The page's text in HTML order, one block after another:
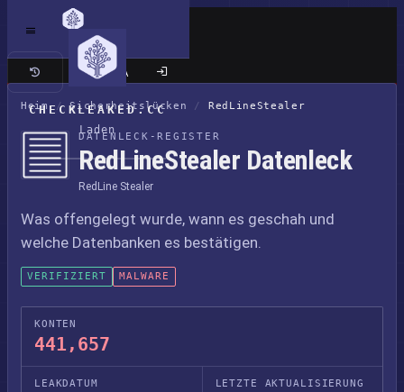
CHECKLEAKED.CC
Laden
Klassische Seite
Heim / Sicherheitslücken / RedLineStealer
DATENLECK-REGISTER
RedLineStealer Datenleck
RedLine Stealer
Was offengelegt wurde, wann es geschah und
welche Datenbanken es bestätigen.
VERIFIZIERT MALWARE
KONTEN
441,657
LEAKDATUM LETZTE AKTUALISIERUNG